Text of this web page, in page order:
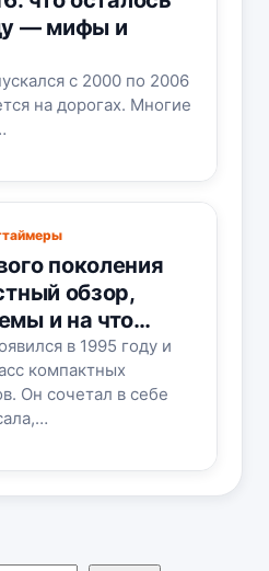
— мифы и
с 2000 по 2006
на дорогах. Многие
поколения
обзор,
и на что
в 1995 году и
компактных
Он сочетал в себе